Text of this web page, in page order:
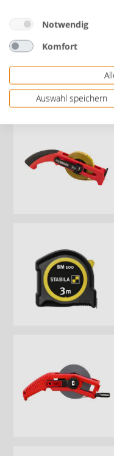
Notwendig
Komfort
Auswahl speichern